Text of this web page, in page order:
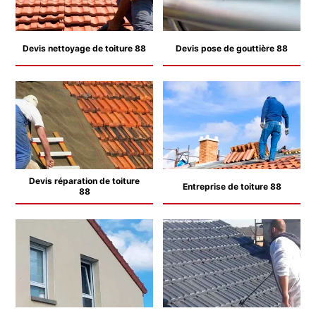
Devis nettoyage de toiture 88 Devis pose de gouttière 88
Devis réparation de toiture
88
Entreprise de toiture 88